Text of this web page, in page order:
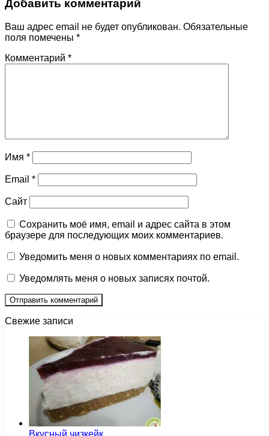
Добавить комментарий
Ваш адрес email не будет опубликован. Обязательные
поля помечены *
Комментарий *
Имя *
Email *
Сайт
Сохранить моё имя, email и адрес сайта в этом
браузере для последующих моих комментариев.
Уведомить меня о новых комментариях по email.
Уведомлять меня о новых записях почтой.
Свежие записи